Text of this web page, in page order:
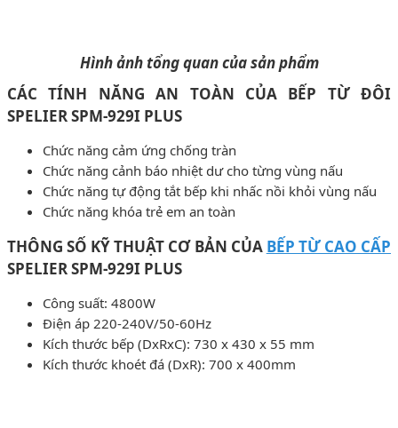
Hình ảnh tổng quan của sản phẩm
CÁC TÍNH NĂNG AN TOÀN CỦA BẾP TỪ ĐÔI
SPELIER SPM-929I PLUS
Chức năng cảm ứng chống tràn
Chức năng cảnh báo nhiệt dư cho từng vùng nấu
Chức năng tự động tắt bếp khi nhấc nồi khỏi vùng nấu
Chức năng khóa trẻ em an toàn
THÔNG SỐ KỸ THUẬT CƠ BẢN CỦA BẾP TỪ CAO CẤP
SPELIER SPM-929I PLUS
Công suất: 4800W
Điện áp 220-240V/50-60Hz
Kích thước bếp (DxRxC): 730 x 430 x 55 mm
Kích thước khoét đá (DxR): 700 x 400mm